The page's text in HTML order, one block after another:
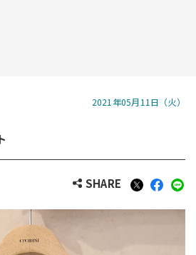
2021年05月11日（火）
SHARE